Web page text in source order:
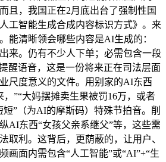
且，我国正在2月底出台了强制性国
工智能生成合成内容标识方式》。来
能清晰领会哪些内容是AI生成的：
来。仍有不少人下单；必需包含一段
醒语音，这是一份将来正在司法层面
尺度意义的文件。用别家的AI东西
”“大妈摆摊卖生果被罚16万，或者
”（为AI的摩斯码）特殊节拍音。削
AI东西“女孩父亲系继父”等，这些需
取利。这背后，更荫蔽的，让用户、
画面内需包含“人工智能”或“AI”+“生